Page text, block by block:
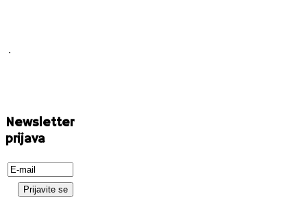
.
Newsletter
prijava